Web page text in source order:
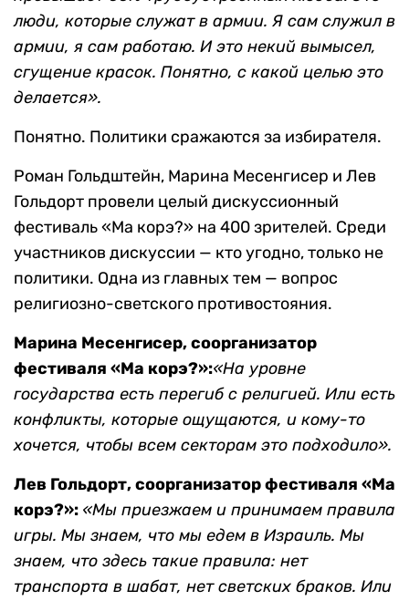
люди, которые служат в армии. Я сам служил в
армии, я сам работаю. И это некий вымысел,
сгущение красок. Понятно, с какой целью это
делается».
Понятно. Политики сражаются за избирателя.
Роман Гольдштейн, Марина Месенгисер и Лев
Гольдорт провели целый дискуссионный
фестиваль «Ма корэ?» на 400 зрителей. Среди
участников дискуссии — кто угодно, только не
политики. Одна из главных тем — вопрос
религиозно-светского противостояния.
Марина Месенгисер, соорганизатор
фестиваля «Ма корэ?»:«На уровне
государства есть перегиб с религией. Или есть
конфликты, которые ощущаются, и кому-то
хочется, чтобы всем секторам это подходило».
Лев Гольдорт, соорганизатор фестиваля «Ма
корэ?»: «Мы приезжаем и принимаем правила
игры. Мы знаем, что мы едем в Израиль. Мы
знаем, что здесь такие правила: нет
транспорта в шабат, нет светских браков. Или